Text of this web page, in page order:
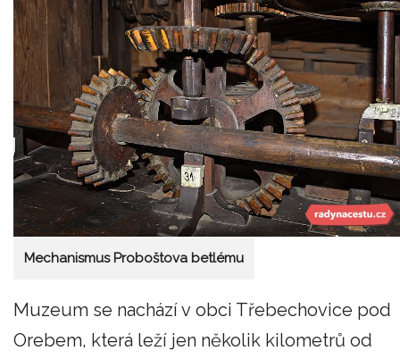
Mechanismus Proboštova betlému
Muzeum se nachází v obci Třebechovice pod
Orebem, která leží jen několik kilometrů od